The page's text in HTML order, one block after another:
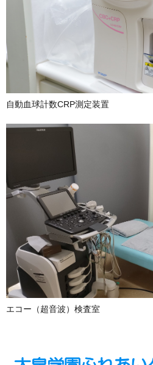
自動血球計数CRP測定装置
エコー（超音波）検査室